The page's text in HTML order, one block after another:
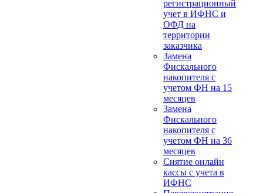
регистрационный
учет в ИФНС и
ОФД на
территории
заказчика
Замена
Фискального
накопителя с
учетом ФН на 15
месяцев
Замена
Фискального
накопителя с
учетом ФН на 36
месяцев
Снятие онлайн
кассы с учета в
ИФНС